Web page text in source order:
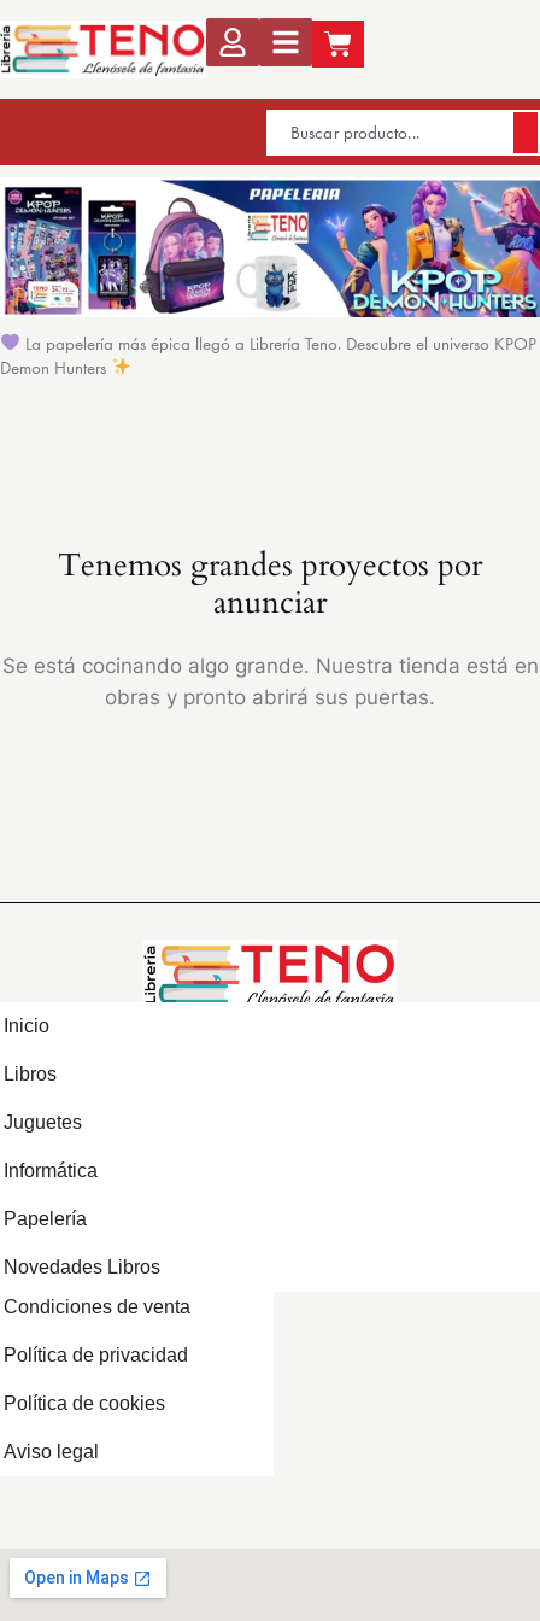
La papelería más épica llegó a Librería Teno. Descubre el universo KPOP
Demon Hunters
Tenemos grandes proyectos por
anunciar
Se está cocinando algo grande. Nuestra tienda está en
obras y pronto abrirá sus puertas.
Inicio
Libros
Juguetes
Informática
Papelería
Novedades Libros
Condiciones de venta
Política de privacidad
Política de cookies
Aviso legal